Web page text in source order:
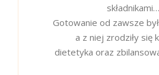
składnikami…
Gotowanie od zawsze
a z niej zrodziły się
dietetyka oraz